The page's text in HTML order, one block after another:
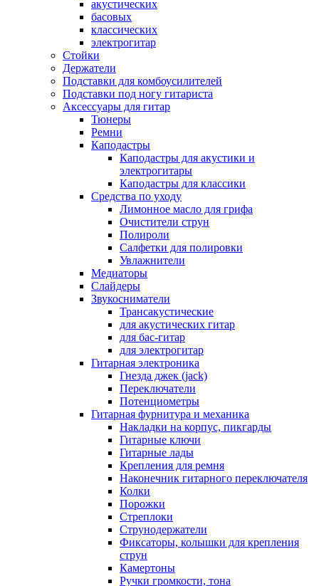
акустических
басовых
классических
электрогитар
Стойки
Держатели
Подставки для комбоусилителей
Подставки под ногу гитариста
Аксессуары для гитар
Тюнеры
Ремни
Каподастры
Каподастры для акустики и
электрогитары
Каподастры для классики
Средства по уходу
Лимонное масло для грифа
Очистители струн
Полироли
Салфетки для полировки
Увлажнители
Медиаторы
Слайдеры
Звукосниматели
Трансакустические
для акустических гитар
для бас-гитар
для электрогитар
Гитарная электроника
Гнезда джек (jack)
Переключатели
Потенциометры
Гитарная фурнитура и механика
Накладки на корпус, пикгарды
Гитарные ключи
Гитарные лады
Крепления для ремня
Наконечник гитарного переключателя
Колки
Порожки
Стреплоки
Струнодержатели
Фиксаторы, колышки для крепления
струн
Камертоны
Ручки громкости, тона